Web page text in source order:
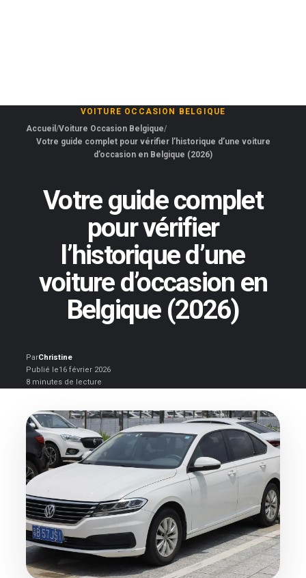
VOITURE OCCASION BELGIQUE
Accueil Voiture Occasion Belgique
Votre guide complet pour vérifier l’historique d’une voiture
d’occasion en Belgique (2026)
Votre guide complet
pour vérifier
l’historique d’une
voiture d’occasion en
Belgique (2026)
ParChristine
Publié le16 février 2026
8 minutes de lecture